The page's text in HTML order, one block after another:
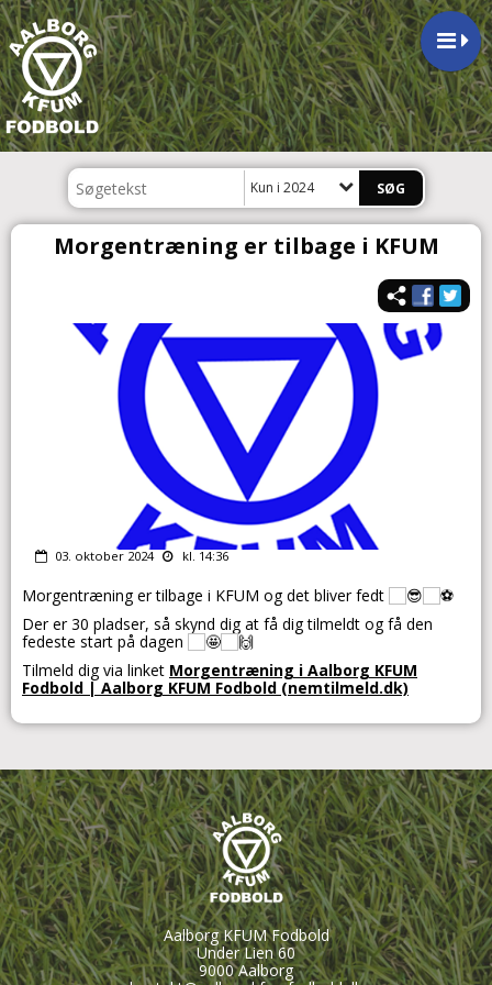
Kun i 2024
Morgentræning er tilbage i KFUM
03. oktober 2024 kl. 14:36
Morgentræning er tilbage i KFUM og det bliver fedt
Der er 30 pladser, så skynd dig at få dig tilmeldt og få den
fedeste start på dagen
Tilmeld dig via linket Morgentræning i Aalborg KFUM
Fodbold | Aalborg KFUM Fodbold (nemtilmeld.dk)
Aalborg KFUM Fodbold
Under Lien 60
9000 Aalborg